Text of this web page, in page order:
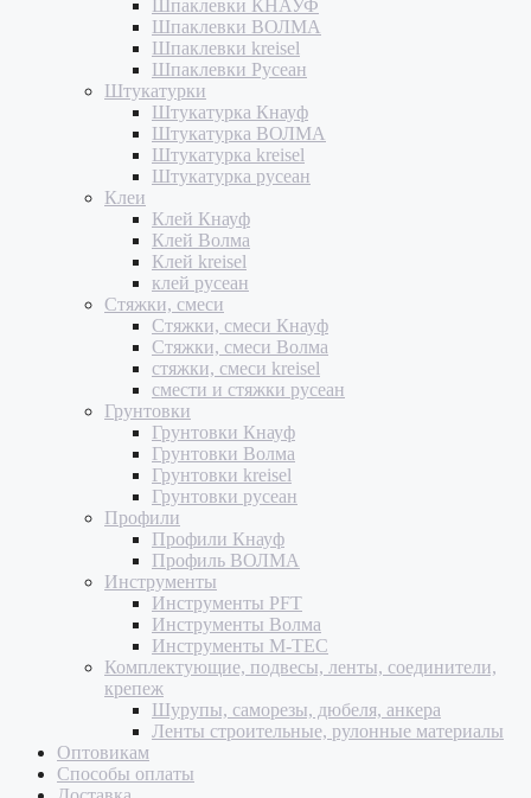
Шпаклевки КНАУФ
Шпаклевки ВОЛМА
Шпаклевки kreisel
Шпаклевки Русеан
Штукатурки
Штукатурка Кнауф
Штукатурка ВОЛМА
Штукатурка kreisel
Штукатурка русеан
Клеи
Клей Кнауф
Клей Волма
Клей kreisel
клей русеан
Стяжки, смеси
Стяжки, смеси Кнауф
Стяжки, смеси Волма
стяжки, смеси kreisel
смести и стяжки русеан
Грунтовки
Грунтовки Кнауф
Грунтовки Волма
Грунтовки kreisel
Грунтовки русеан
Профили
Профили Кнауф
Профиль ВОЛМА
Инструменты
Инструменты PFT
Инструменты Волма
Инструменты M-TEC
Комплектующие, подвесы, ленты, соединители,
крепеж
Шурупы, саморезы, дюбеля, анкера
Ленты строительные, рулонные материалы
Оптовикам
Способы оплаты